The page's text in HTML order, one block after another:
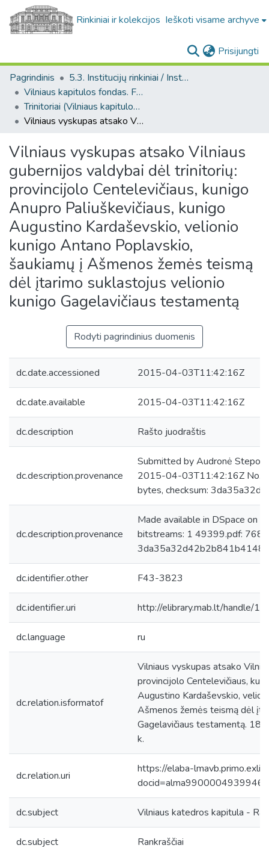
Rinkiniai ir kolekcijos Ieškoti visame archyve
Prisijungti
Pagrindinis
5.3. Institucijų rinkiniai / Institutional collections
Vilniaus kapitulos fondas. F43
Trinitoriai (Vilniaus kapitulos fondas. F43. Bažnytinių įstaigų bendro pobūdžio dokumentai)
Vilniaus vyskupas atsako Vilniaus gubernijos valdybai dėl trinitorių: provincijolo Centelevičiaus, kunigo Anupro Paliuškevičiaus, kunigo Augustino Kardaševskio, velionio kunigo Antano Poplavskio, šaukiamų į Ašmenos žemės teismą dėl įtarimo suklastojus velionio kunigo Gagelavičiaus testamentą
Vilniaus vyskupas atsako Vilniaus
gubernijos valdybai dėl trinitorių:
provincijolo Centelevičiaus, kunigo
Anupro Paliuškevičiaus, kunigo
Augustino Kardaševskio, velionio
kunigo Antano Poplavskio,
šaukiamų į Ašmenos žemės teismą
dėl įtarimo suklastojus velionio
kunigo Gagelavičiaus testamentą
Rodyti pagrindinius duomenis
dc.date.accessioned 2015-04-03T11:42:16Z
dc.date.available 2015-04-03T11:42:16Z
dc.description Rašto juodraštis
dc.description.provenance
Submitted by Audronė
2015-04-03T11:42:16Z No.
bytes, checksum:
dc.description.provenance
Made available in DSpace on
bitstreams: 1 49399.pdf:
dc.identifier.other F43-3823
dc.identifier.uri http://elibrary.mab.lt/handle/1/
dc.language ru
dc.relation.isformatof
Vilniaus vyskupas atsako
provincijolo Centelevičiaus,
Augustino Kardaševskio,
Ašmenos žemės teismą dėl
Gagelavičiaus testamentą.
k.
dc.relation.uri
https://elaba-
dc.subject Vilniaus katedros kapitula -
dc.subject Rankraščiai